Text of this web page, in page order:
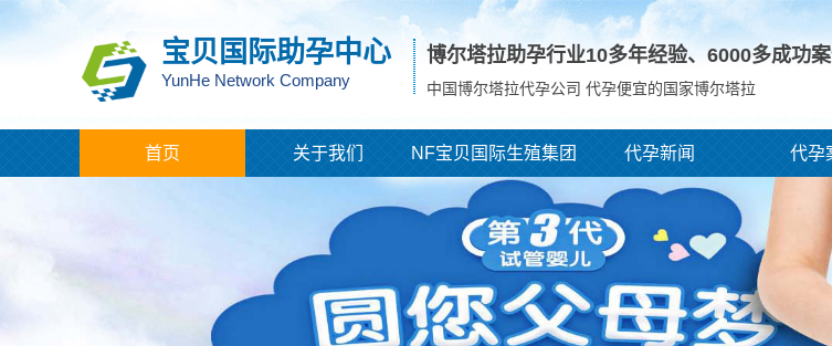
宝贝国际助孕中心
YunHe Network Company
博尔塔拉助孕行业10多年经验、 6000多成功案
中国博尔塔拉代孕公司 代孕便宜的国家博尔塔拉
首页 关于我们 NF宝贝国际生殖集团 代孕新闻 代孕